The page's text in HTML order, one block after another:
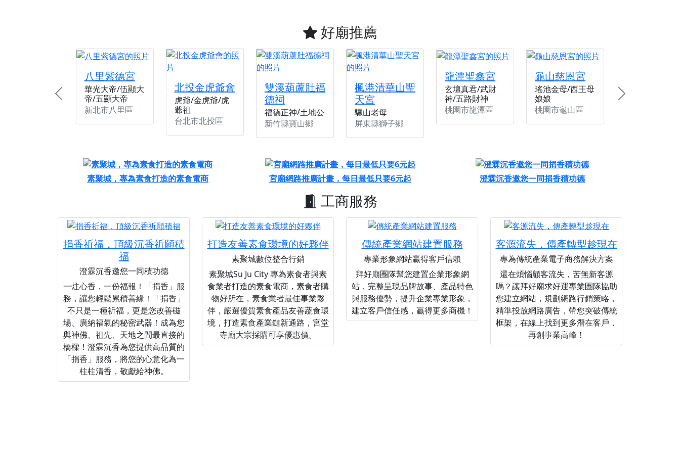
好廟推薦
八里紫德宮
華光大帝/伍顯大
帝/五顯大帝
新北市八里區
北投金虎爺會
虎爺/金虎爺/虎
爺祖
台北市北投區
雙溪葫蘆肚福
德祠
福德正神/土地公
新竹縣寶山鄉
楓港清華山聖
天宮
驪山老母
屏東縣獅子鄉
龍潭聖鑫宮
玄壇真君/武財
神/五路財神
桃園市龍潭區
龜山慈恩宮
瑤池金母/西王母
娘娘
桃園市龜山區
Previous Next
素聚城，專為素食打造的素食電商 宮廟網路推廣計畫，每日最低只要6元起 澄霖沉香邀您一同捐香積功德
工商服務
捐香祈福，頂級沉香祈願積
福
澄霖沉香邀您一同積功德
一炷心香，一份福報！「捐香」服
務，讓您輕鬆累積善緣！「捐香」
不只是一種祈福，更是您改善磁
場、廣納福氣的秘密武器！成為您
與神佛、祖先、天地之間最直接的
橋樑！澄霖沉香為您提供高品質的
「捐香」服務，將您的心意化為一
柱柱清香，敬獻給神佛。
打造友善素食環境的好夥伴
素聚城數位整合行銷
素聚城Su Ju City 專為素食者與素
食業者打造的素食電商，素食者購
物好所在，素食業者最佳事業夥
伴，嚴選優質素食產品友善蔬食環
境，打造素食產業鏈新通路，宮堂
寺廟大宗採購可享優惠價。
傳統產業網站建置服務
專業形象網站贏得客戶信賴
拜好廟團隊幫您建置企業形象網
站，完整呈現品牌故事、產品特色
與服務優勢，提升企業專業形象，
建立客戶信任感，贏得更多商機！
客源流失，傳產轉型趁現在
專為傳統產業電子商務解決方案
還在煩惱顧客流失，苦無新客源
嗎？讓拜好廟求好運專業團隊協助
您建立網站，規劃網路行銷策略，
精準投放網路廣告，帶您突破傳統
框架，在線上找到更多潛在客戶，
再創事業高峰！